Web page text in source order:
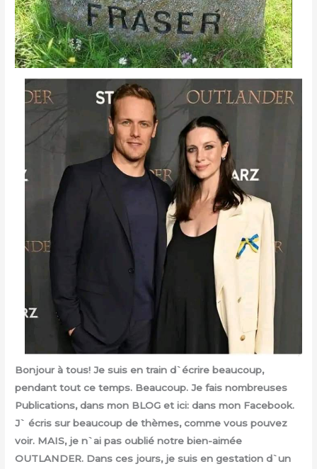
Bonjour à tous! Je suis en train d`écrire beaucoup,
pendant tout ce temps. Beaucoup. Je fais nombreuses
Publications, dans mon BLOG et ici: dans mon Facebook.
J` écris sur beaucoup de thèmes, comme vous pouvez
voir. MAIS, je n`ai pas oublié notre bien-aimée
OUTLANDER. Dans ces jours, je suis en gestation d`un